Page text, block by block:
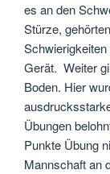
es an den
Stürze,
Gerät. Weiter
Boden. Hier
Übungen
Punkte Übung
Mannschaft an